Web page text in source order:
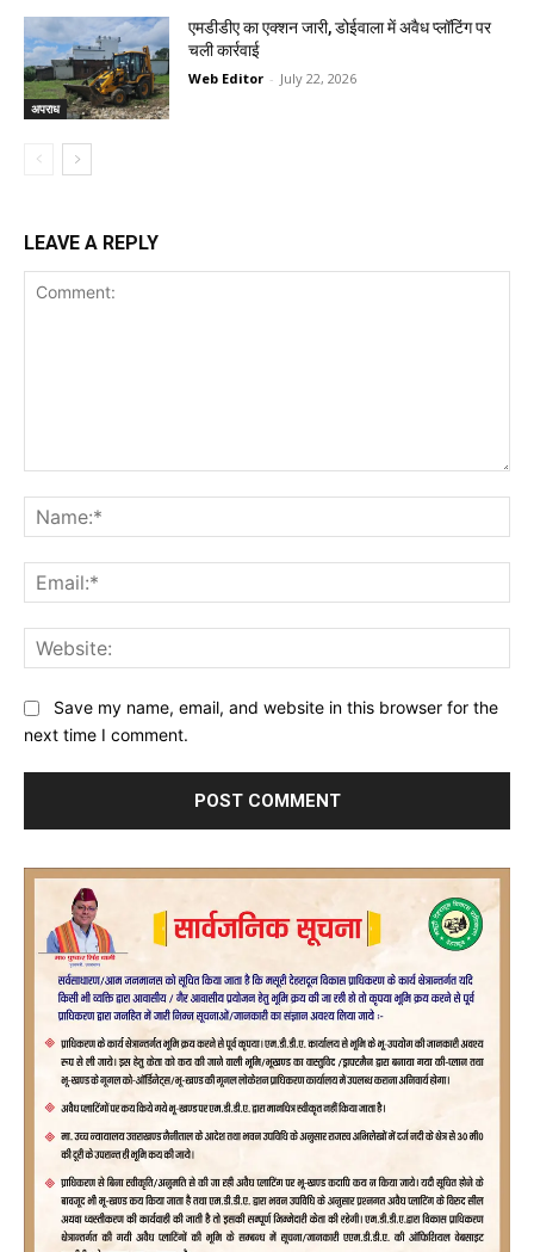
अपराध
एमडीडीए का एक्शन जारी, डोईवाला में अवैध प्लॉटिंग पर
चली कार्रवाई
Web Editor - July 22, 2026
LEAVE A REPLY
Save my name, email, and website in this browser for the
next time I comment.